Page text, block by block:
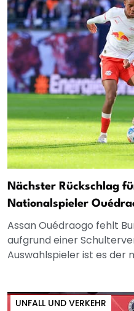
Nächster Rückschlag
Nationalspieler
Assan Ouédraogo fehlt
aufgrund einer
Auswahlspieler ist es der
UNFALL UND VERKEHR